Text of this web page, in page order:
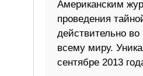
Американским
проведения
действительно
всему миру.
сентябре 2013